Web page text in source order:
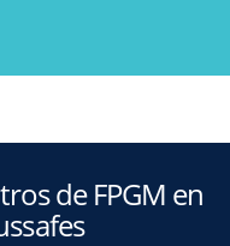
de FPGM en